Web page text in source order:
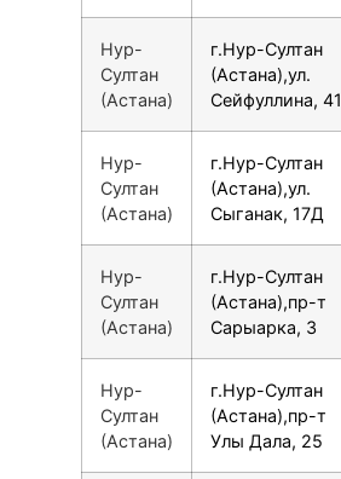
Нур-
Султан
(Астана)
г.Нур-Султан
(Астана),ул.
Сейфуллина, 41
Нур-
Султан
(Астана)
г.Нур-Султан
(Астана),ул.
Сыганак, 17Д
Нур-
Султан
(Астана)
г.Нур-Султан
(Астана),пр-т
Сарыарка, 3
Нур-
Султан
(Астана)
г.Нур-Султан
(Астана),пр-т
Улы Дала, 25